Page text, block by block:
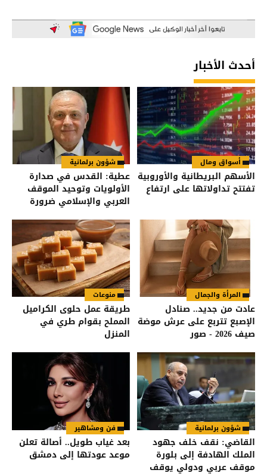
أحدث الأخبار
أسواق ومال
الأسهم البريطانية والأوروبية
تفتتح تداولاتها على ارتفاع
شؤون برلمانية
عطية: القدس في صدارة
الأولويات وتوحيد الموقف
العربي والإسلامي ضرورة
المرأة والجمال
عادت من جديد.. صنادل
الإصبع تتربع على عرش موضة
صيف 2026 - صور
منوعات
طريقة عمل حلوى الكراميل
المملح بقوام طري في
المنزل
شؤون برلمانية
القاضي: نقف خلف جهود
الملك الهادفة إلى بلورة
موقف عربي ودولي يوقف
فن ومشاهير
بعد غياب طويل.. أصالة تعلن
موعد عودتها إلى دمشق